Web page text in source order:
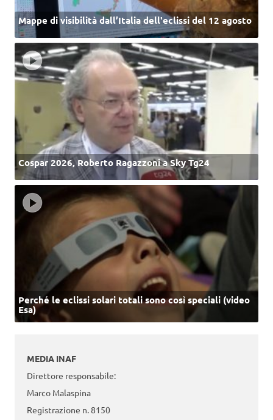
Mappe di visibilità dall’Italia dell'eclissi del 12 agosto
Cospar 2026, Roberto Ragazzoni a Sky Tg24
Perché le eclissi solari totali sono così speciali (video
Esa)
MEDIA INAF
Direttore responsabile:
Marco Malaspina
Registrazione n. 8150